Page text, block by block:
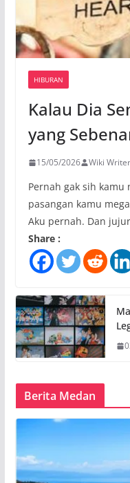
HIBURAN
Kalau Dia
yang
15/05/2026 Wiki Writer
Pernah gak sih kamu
pasangan kamu
Aku pernah. Dan
Share :
Berita Medan